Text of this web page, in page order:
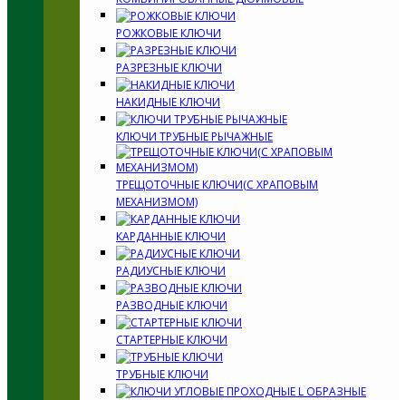
РОЖКОВЫЕ КЛЮЧИ
РАЗРЕЗНЫЕ КЛЮЧИ
НАКИДНЫЕ КЛЮЧИ
КЛЮЧИ ТРУБНЫЕ РЫЧАЖНЫЕ
ТРЕЩОТОЧНЫЕ КЛЮЧИ(С ХРАПОВЫМ
МЕХАНИЗМОМ)
КАРДАННЫЕ КЛЮЧИ
РАДИУСНЫЕ КЛЮЧИ
РАЗВОДНЫЕ КЛЮЧИ
СТАРТЕРНЫЕ КЛЮЧИ
ТРУБНЫЕ КЛЮЧИ